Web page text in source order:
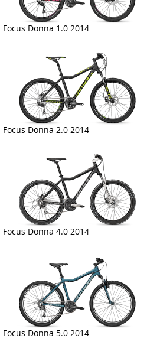
Focus Donna 1.0 2014
Focus Donna 2.0 2014
Focus Donna 4.0 2014
Focus Donna 5.0 2014